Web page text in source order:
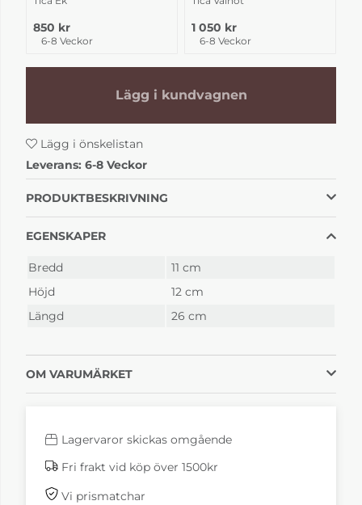
850 kr
6-8 Veckor
1 050 kr
6-8 Veckor
Lägg i kundvagnen
Lägg i önskelistan
Leverans: 6-8 Veckor
PRODUKTBESKRIVNING
EGENSKAPER
Bredd
11 cm
Höjd
12 cm
Längd
26 cm
OM VARUMÄRKET
Lagervaror skickas omgående
Fri frakt vid köp över 1500kr
Vi prismatchar